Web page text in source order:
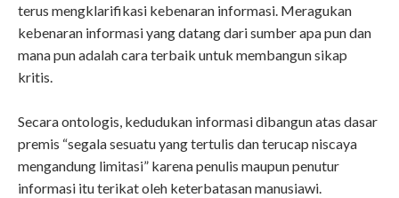
terus mengklarifikasi kebenaran informasi. Meragukan
kebenaran informasi yang datang dari sumber apa pun dan
mana pun adalah cara terbaik untuk membangun sikap
kritis.
Secara ontologis, kedudukan informasi dibangun atas dasar
premis “segala sesuatu yang tertulis dan terucap niscaya
mengandung limitasi” karena penulis maupun penutur
informasi itu terikat oleh keterbatasan manusiawi.